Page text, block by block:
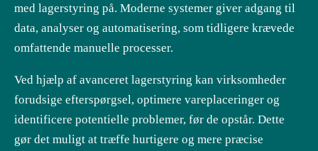
med lagerstyring på. Moderne systemer giver adgang til
data, analyser og automatisering, som tidligere krævede
omfattende manuelle processer.
Ved hjælp af avanceret lagerstyring kan virksomheder
forudsige efterspørgsel, optimere vareplaceringer og
identificere potentielle problemer, før de opstår. Dette
gør det muligt at træffe hurtigere og mere præcise